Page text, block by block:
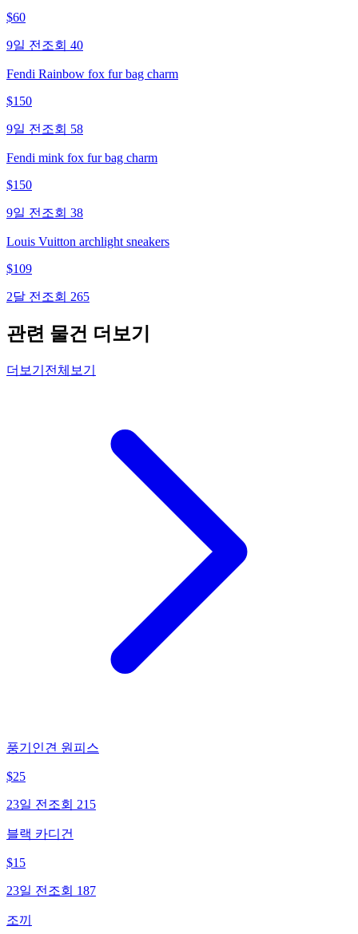
$60
9일 전 조회 40
Fendi Rainbow fox fur bag charm
$150
9일 전 조회 58
Fendi mink fox fur bag charm
$150
9일 전 조회 38
Louis Vuitton archlight sneakers
$109
2달 전 조회 265
관련 물건 더보기
더보기 전체보기
풍기인견 원피스
$25
23일 전 조회 215
블랙 카디건
$15
23일 전 조회 187
조끼